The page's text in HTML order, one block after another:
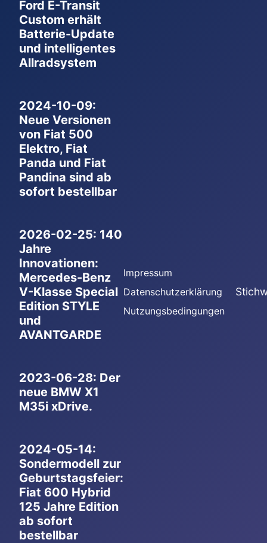
Ford E-Transit
Custom erhält
Batterie-Update
und intelligentes
Allradsystem
2024-10-09:
Neue Versionen
von Fiat 500
Elektro, Fiat
Panda und Fiat
Pandina sind ab
sofort bestellbar
2026-02-25: 140
Jahre
Innovationen:
Mercedes-Benz
V-Klasse Special
Edition STYLE
und
AVANTGARDE
2023-06-28: Der
neue BMW X1
M35i xDrive.
2024-05-14:
Sondermodell zur
Geburtstagsfeier:
Fiat 600 Hybrid
125 Jahre Edition
ab sofort
bestellbar
Impressum
Datenschutzerklärung
Nutzungsbedingungen